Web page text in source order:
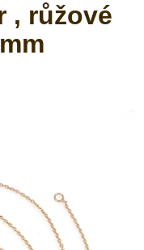
, růžové